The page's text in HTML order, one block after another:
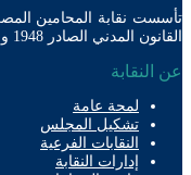
القانون المدني الصادر 1948 وحتى تعديل قانون الإجراءات الجنائية المقدم من مجلس الوزراء للبرلمان الحالي
عن النقابة
لمحة عامة
تشكيل المجلس
النقابات الفرعية
إدارات النقابة